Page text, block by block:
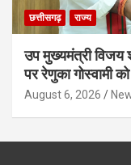
छत्तीसगढ़ राज्य
उप मुख्यमंत्री विजय
पर रेणुका गोस्वामी
August 6, 2026